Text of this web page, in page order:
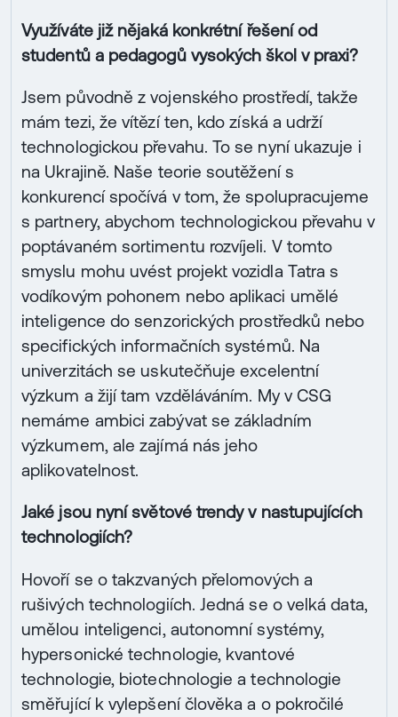
Využíváte již nějaká konkrétní řešení od
studentů a pedagogů vysokých škol v praxi?
Jsem původně z vojenského prostředí, takže
mám tezi, že vítězí ten, kdo získá a udrží
technologickou převahu. To se nyní ukazuje i
na Ukrajině. Naše teorie soutěžení s
konkurencí spočívá v tom, že spolupracujeme
s partnery, abychom technologickou převahu v
poptávaném sortimentu rozvíjeli. V tomto
smyslu mohu uvést projekt vozidla Tatra s
vodíkovým pohonem nebo aplikaci umělé
inteligence do senzorických prostředků nebo
specifických informačních systémů. Na
univerzitách se uskutečňuje excelentní
výzkum a žijí tam vzděláváním. My v CSG
nemáme ambici zabývat se základním
výzkumem, ale zajímá nás jeho
aplikovatelnost.
Jaké jsou nyní světové trendy v nastupujících
technologiích?
Hovoří se o takzvaných přelomových a
rušivých technologiích. Jedná se o velká data,
umělou inteligenci, autonomní systémy,
hypersonické technologie, kvantové
technologie, biotechnologie a technologie
směřující k vylepšení člověka a o pokročilé